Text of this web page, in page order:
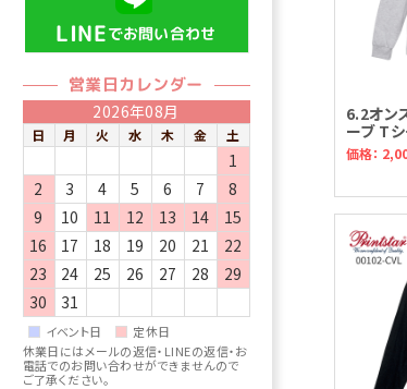
LINEでお問い合わせ
営業日カレンダー
2026年08月
日 月 火 水 木 金 土
1
2
3 4 5 6 7
8
9
10 11 12 13 14
15
16
17 18 19 20 21
22
23
24 25 26 27 28
29
30
31
イベント日
定休日
休業日にはメールの返信・LINEの返信・お
電話でのお問い合わせができませんので
ご了承ください。
6.2オン
ーブ Tシ
価格：